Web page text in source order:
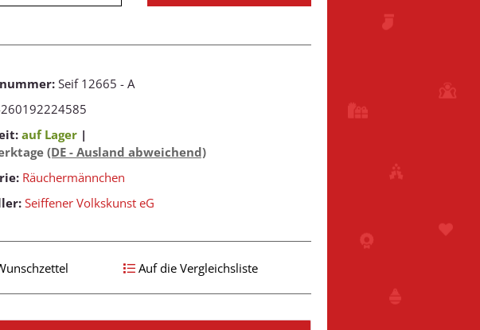
Seif 12665 - A
auf Lager |
(DE - Ausland abweichend)
Räuchermännchen
Seiffener Volkskunst eG
Auf die Vergleichsliste